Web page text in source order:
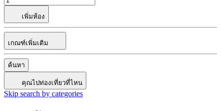
เพิ่มห้อง
เกณฑ์เพิ่มเติม
ค้นหา
คุณไปท่องเที่ยวที่ไหน
Skip search by categories